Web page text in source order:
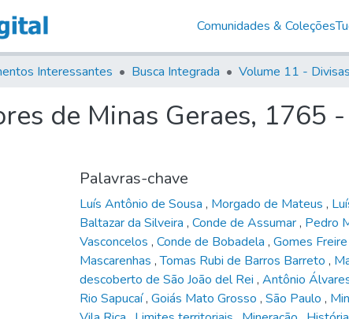
Comunidades & Coleções
Interessantes Busca Integrada
de Minas Geraes, 1765
Palavras-chave
Luís Antônio de Sousa , Morgado de Mateus ,
Baltazar da Silveira , Conde de Assumar, Pedro
Vasconcelos , Conde de Bobadela , Gomes
Mascarenhas ,Tomas Rubi de Barros Barreto ,
descoberto de São João del Rei , Antônio
Rio Sapucaí, Goiás Mato Grosso , São Paulo ,